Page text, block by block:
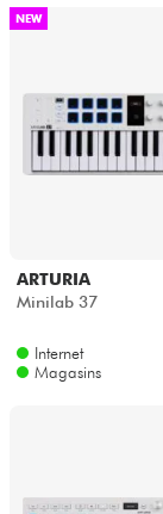
NEW
ARTURIA
Minilab 37
Internet
Magasins